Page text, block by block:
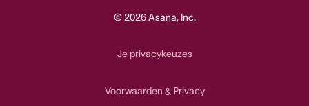
© 2026 Asana, Inc.
Je privacykeuzes
Voorwaarden & Privacy